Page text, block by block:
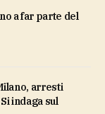
indaga sul